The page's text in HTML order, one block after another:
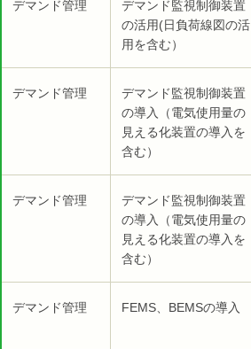
デマンド管理
デマンド監視制御装置
の活用(日負荷線図の活
用を含む）
デマンド管理
デマンド監視制御装置
の導入（電気使用量の
見える化装置の導入を
含む）
デマンド管理
デマンド監視制御装置
の導入（電気使用量の
見える化装置の導入を
含む）
デマンド管理 FEMS、BEMSの導入